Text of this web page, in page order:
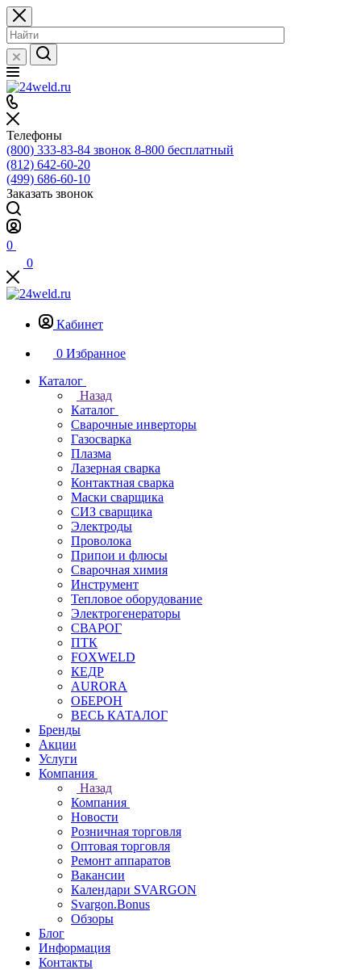
Телефоны
(800) 333-83-84 звонок 8-800 бесплатный
(812) 642-60-20
(499) 686-60-10
Заказать звонок
0
0
Кабинет
0 Избранное
Каталог
Назад
Каталог
Сварочные инверторы
Газосварка
Плазма
Лазерная сварка
Контактная сварка
Маски сварщика
СИЗ сварщика
Электроды
Проволока
Припои и флюсы
Сварочная химия
Инструмент
Тепловое оборудование
Электрогенераторы
СВАРОГ
ПТК
FOXWELD
КЕДР
AURORA
ОБЕРОН
ВЕСЬ КАТАЛОГ
Бренды
Акции
Услуги
Компания
Назад
Компания
Новости
Розничная торговля
Оптовая торговля
Ремонт аппаратов
Вакансии
Календари SVARGON
Svargon.Bonus
Обзоры
Блог
Информация
Контакты